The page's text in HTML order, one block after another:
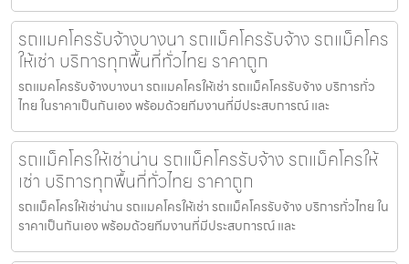
รถแมคโครรับจ้างบางนา รถแม็คโครรับจ้าง รถแม็คโคร
ให้เช่า บริการทุกพื้นที่ทั่วไทย ราคาถูก
รถแมคโครรับจ้างบางนา รถแมคโครให้เช่า รถแม็คโครรับจ้าง บริการทั่ว
ไทย ในราคาเป็นกันเอง พร้อมด้วยทีมงานที่มีประสบการณ์ และ
รถแม็คโครให้เช่าน่าน รถแม็คโครรับจ้าง รถแม็คโครให้
เช่า บริการทุกพื้นที่ทั่วไทย ราคาถูก
รถแม็คโครให้เช่าน่าน รถแมคโครให้เช่า รถแม็คโครรับจ้าง บริการทั่วไทย ใน
ราคาเป็นกันเอง พร้อมด้วยทีมงานที่มีประสบการณ์ และ